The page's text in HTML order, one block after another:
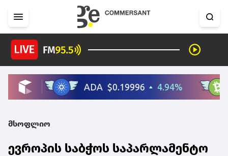
მსოფლიო
ევროპის საბჭოს საპარლამენტო